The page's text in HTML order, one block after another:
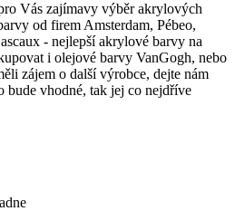
Vás zajímavy výběr akrylových
od firem Amsterdam, Pébeo,
- nejlepší akrylové barvy na
i olejové barvy VanGogh, nebo
zájem o další výrobce, dejte nám
bude vhodné, tak jej co nejdříve